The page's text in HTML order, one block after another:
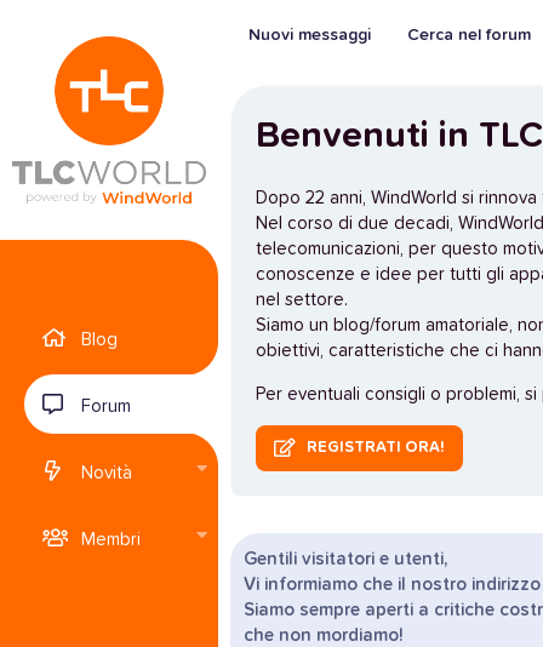
Blog
Forum
Novità
Membri
Nuovi messaggi Cerca nel forum
Benvenuti in
Dopo 22 anni, WindWorld si
Nel corso di due decadi,
telecomunicazioni, per questo
conoscenze e idee per tutti gli
nel settore.
Siamo un blog/forum amatoriale,
obiettivi, caratteristiche che ci
Per eventuali consigli o problemi,
REGISTRATI ORA!
Gentili visitatori e utenti,
Vi informiamo che il nostro
Siamo sempre aperti a critiche
che non mordiamo!